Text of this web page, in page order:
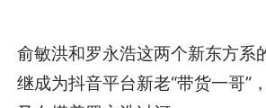
俞敏洪和罗永浩这两个新东方系
继成为抖音平台新老“带货一哥”